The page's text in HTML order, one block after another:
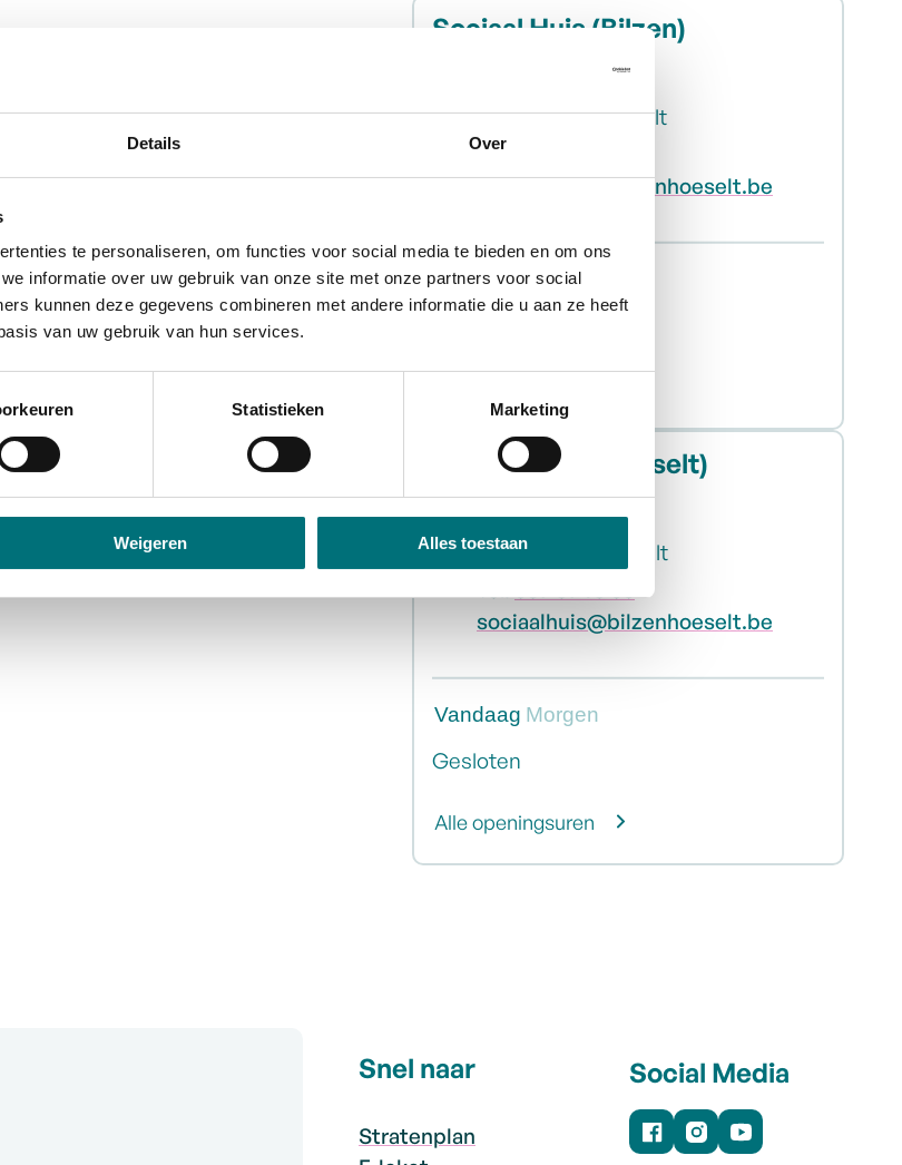
Details Over
te personaliseren, om functies voor social media te bieden en om ons
informatie over uw gebruik van onze site met onze partners voor social
kunnen deze gegevens combineren met andere informatie die u aan ze heeft
van uw gebruik van hun services.
Statistieken Marketing
Weigeren Alles toestaan
Sociaal Huis (Bilzen)
,3740Bilzen-Hoeselt
E-mailsociaalhuis@bilzenhoeselt.be
VandaagMorgen
Sociaal Huis (Hoeselt)
AdresEuropalaan 1
,3730
Bilzen-Hoeselt
089 39 76 00
E-mailsociaalhuis@bilzenhoeselt.be
Vandaag Morgen
Gesloten
Alle openingsuren Sociaal Huis (Hoeselt)
Snel naar
Stratenplan
Social Media
Facebook
Instagram
YouTube